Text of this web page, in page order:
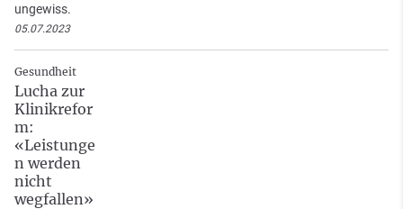
ungewiss.
05.07.2023
Gesundheit
Lucha zur
Klinikrefor
m:
«Leistunge
n werden
nicht
wegfallen»